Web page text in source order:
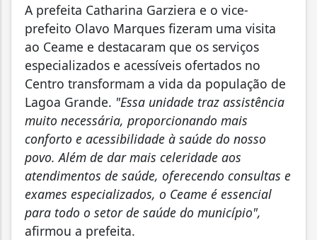
A prefeita Catharina Garziera e o vice-
prefeito Olavo Marques fizeram uma visita
ao Ceame e destacaram que os serviços
especializados e acessíveis ofertados no
Centro transformam a vida da população de
Lagoa Grande. "Essa unidade traz assistência
muito necessária, proporcionando mais
conforto e acessibilidade à saúde do nosso
povo. Além de dar mais celeridade aos
atendimentos de saúde, oferecendo consultas e
exames especializados, o Ceame é essencial
para todo o setor de saúde do município",
afirmou a prefeita.